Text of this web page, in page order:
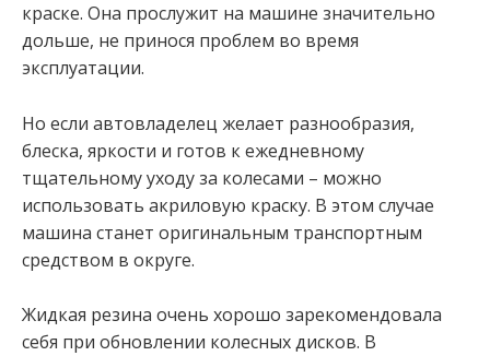
краске. Она прослужит на машине значительно
дольше, не принося проблем во время
эксплуатации.
Но если автовладелец желает разнообразия,
блеска, яркости и готов к ежедневному
тщательному уходу за колесами – можно
использовать акриловую краску. В этом случае
машина станет оригинальным транспортным
средством в округе.
Жидкая резина очень хорошо зарекомендовала
себя при обновлении колесных дисков. В